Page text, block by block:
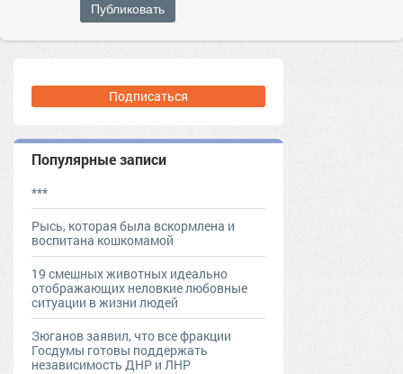
Публиковать
Подписаться
Популярные записи
***
Рысь, которая была вскормлена и
воспитана кошкомамой
19 смешных животных идеально
отображающих неловкие любовные
ситуации в жизни людей
Зюганов заявил, что все фракции
Госдумы готовы поддержать
независимость ДНР и ЛНР